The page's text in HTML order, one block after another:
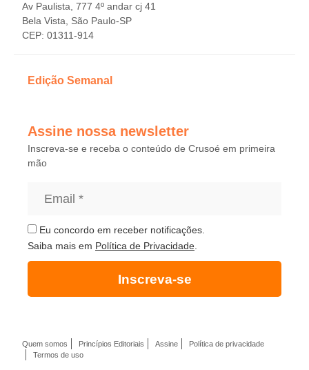
Av Paulista, 777 4º andar cj 41
Bela Vista, São Paulo-SP
CEP: 01311-914
Edição Semanal
Assine nossa newsletter
Inscreva-se e receba o conteúdo de Crusoé em primeira
mão
Eu concordo em receber notificações.
Saiba mais em Política de Privacidade
Inscreva-se
Quem somos Princípios Editoriais Assine
Política de privacidade
Termos de uso